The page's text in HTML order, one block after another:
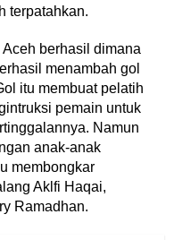
terpatahkan.
berhasil dimana
menambah gol
itu membuat pelatih
pemain untuk
Namun
anak-anak
membongkar
Aklfi Haqai,
Ramadhan.